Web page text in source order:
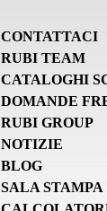
CONTATTACI
RUBI TEAM
CATALOGHI
DOMANDE
RUBI GROUP
NOTIZIE
BLOG
SALA STAMPA